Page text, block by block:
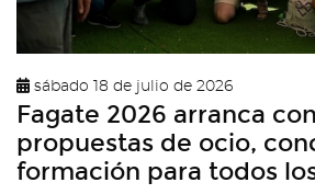
sábado 18 de julio de 2026
Fagate 2026 arranca
propuestas de ocio,
formación para todos